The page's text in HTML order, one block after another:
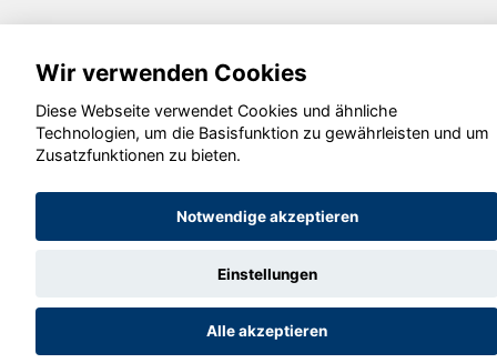
Wir verwenden Cookies
Diese Webseite verwendet Cookies und ähnliche
Technologien, um die Basisfunktion zu gewährleisten und um
Zusatzfunktionen zu bieten.
Notwendige akzeptieren
Einstellungen
Alle akzeptieren